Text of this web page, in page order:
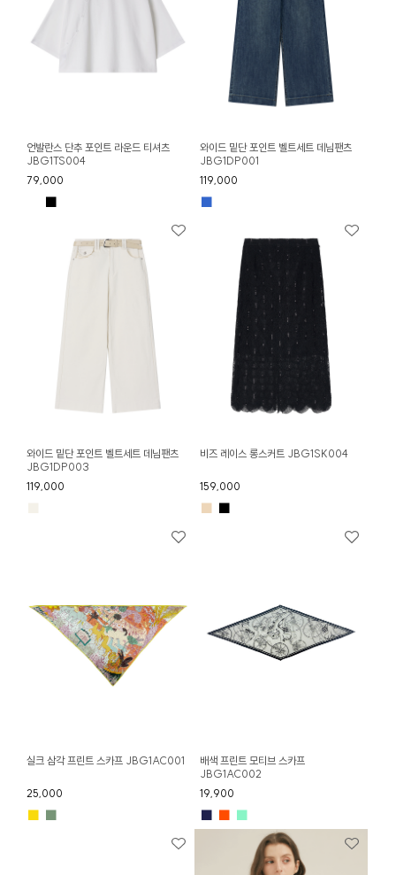
언발란스 단추 포인트 라운드 티셔츠
JBG1TS004
79,000
■
와이드 밑단 포인트 벨트세트 데님팬츠
JBG1DP001
119,000
■
와이드 밑단 포인트 벨트세트 데님팬츠
JBG1DP003
119,000
비즈 레이스 롱스커트 JBG1SK004
159,000
■ ■
실크 삼각 프린트 스카프 JBG1AC001
25,000
■ ■
배색 프린트 모티브 스카프
JBG1AC002
19,900
■ ■ ■